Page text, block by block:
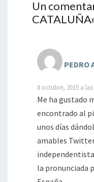
Un
CATALUÑA
PEDRO
8 octubre, 2015 a las
Me ha gustado
encontrado al
unos días
amables
la pronunciada